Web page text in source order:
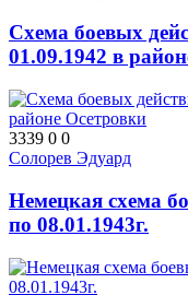
Схема боевых
01.09.1942 в
3339 0 0
Солорев Эдуард
Немецкая схема
по 08.01.1943г.